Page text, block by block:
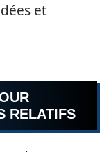
et
RELATIFS